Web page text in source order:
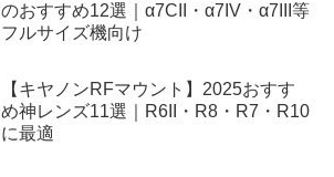
のおすすめ12選｜α7CII・α7IV・α7III等
フルサイズ機向け
【キヤノンRFマウント】2025おすす
め神レンズ11選｜R6II・R8・R7・R10
に最適